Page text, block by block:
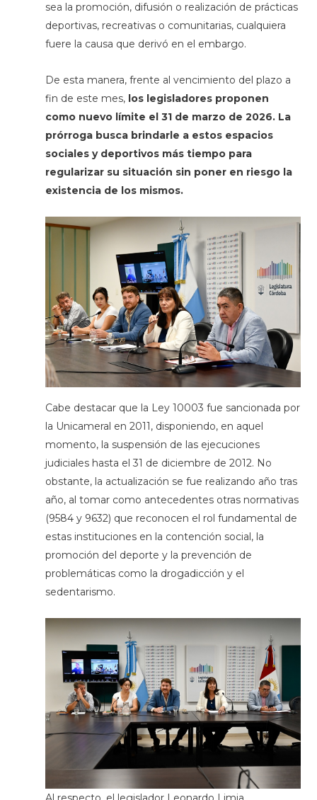
sea la promoción, difusión o realización de prácticas
deportivas, recreativas o comunitarias, cualquiera
fuere la causa que derivó en el embargo.
De esta manera, frente al vencimiento del plazo a
fin de este mes, los legisladores proponen
como nuevo límite el 31 de marzo de 2026. La
prórroga busca brindarle a estos espacios
sociales y deportivos más tiempo para
regularizar su situación sin poner en riesgo la
existencia de los mismos.
Cabe destacar que la Ley 10003 fue sancionada por
la Unicameral en 2011, disponiendo, en aquel
momento, la suspensión de las ejecuciones
judiciales hasta el 31 de diciembre de 2012. No
obstante, la actualización se fue realizando año tras
año, al tomar como antecedentes otras normativas
(9584 y 9632) que reconocen el rol fundamental de
estas instituciones en la contención social, la
promoción del deporte y la prevención de
problemáticas como la drogadicción y el
sedentarismo.